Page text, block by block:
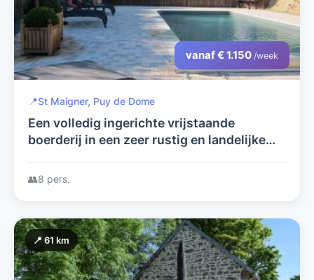
vanaf € 1.150 /week
📍St Maigner, Puy de Dome
Een volledig ingerichte vrijstaande
boerderij in een zeer rustig en landelijke
zwembad.
👥8 pers.
📍 61 km